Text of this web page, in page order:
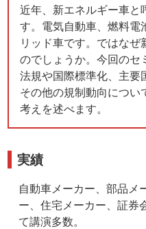
近年、新エネルギー車と
す。電気自動車、燃料電
リッド車です。ではな
のでしょうか。今回のセ
法規や国際標準化、主要
その他の規制動向につ
考えを述べます。
実績
自動車メーカー、部品メ
ー、住宅メーカー、証券
て講演多数。